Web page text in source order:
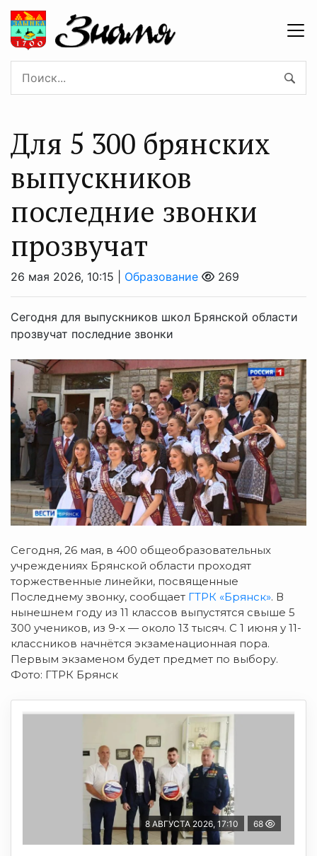
Для 5 300 брянских
выпускников
последние звонки
прозвучат
26 мая 2026, 10:15 | Образование 269
Сегодня для выпускников школ Брянской области
прозвучат последние звонки
Сегодня, 26 мая, в 400 общеобразовательных
учреждениях Брянской области проходят
торжественные линейки, посвященные
Последнему звонку, сообщает ГТРК «Брянск». В
нынешнем году из 11 классов выпустятся свыше 5
300 учеников, из 9-х — около 13 тысяч. С 1 июня у 11-
классников начнётся экзаменационная пора.
Первым экзаменом будет предмет по выбору.
Фото: ГТРК Брянск
8 АВГУСТА 2026, 17:10 68